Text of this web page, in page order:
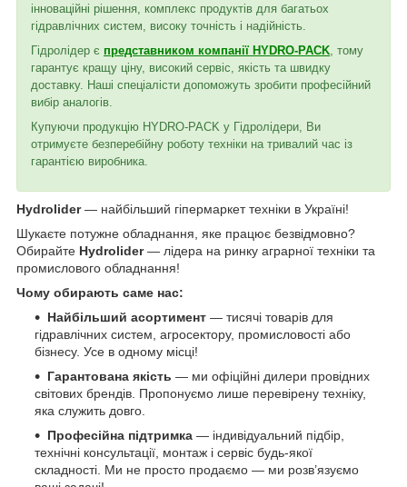
інноваційні рішення, комплекс продуктів для багатьох
гідравлічних систем, високу точність і надійність.
Гідролідер є представником компанії HYDRO-PACK , тому
гарантує кращу ціну, високий сервіс, якість та швидку
доставку. Наші спеціалісти допоможуть зробити професійний
вибір аналогів.
Купуючи продукцію HYDRO-PACK у Гідролідери, Ви
отримуєте безперебійну роботу техніки на тривалий час із
гарантією виробника.
Hydrolider— найбільший гіпермаркет техніки в Україні!
Шукаєте потужне обладнання, яке працює безвідмовно?
Обирайте Hydrolider— лідера на ринку аграрної техніки та
промислового обладнання!
Чому обирають саме нас:
Найбільший асортимент — тисячі товарів для
гідравлічних систем, агросектору, промисловості або
бізнесу. Усе в одному місці!
Гарантована якість — ми офіційні дилери провідних
світових брендів. Пропонуємо лише перевірену техніку,
яка служить довго.
Професійна підтримка — індивідуальний підбір,
технічні консультації, монтаж і сервіс будь-якої
складності. Ми не просто продаємо — ми розв’язуємо